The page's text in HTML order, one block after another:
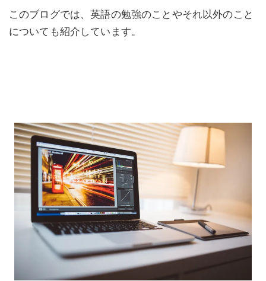
このブログでは、英語の勉強のことやそれ以外のこと
についても紹介しています。